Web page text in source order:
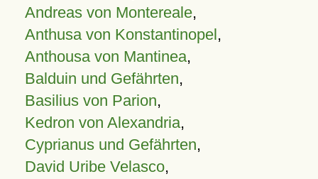
Andreas von Montereale,
Anthusa von Konstantinopel,
Anthousa von Mantinea,
Balduin und Gefährten,
Basilius von Parion,
Kedron von Alexandria,
Cyprianus und Gefährten,
David Uribe Velasco,